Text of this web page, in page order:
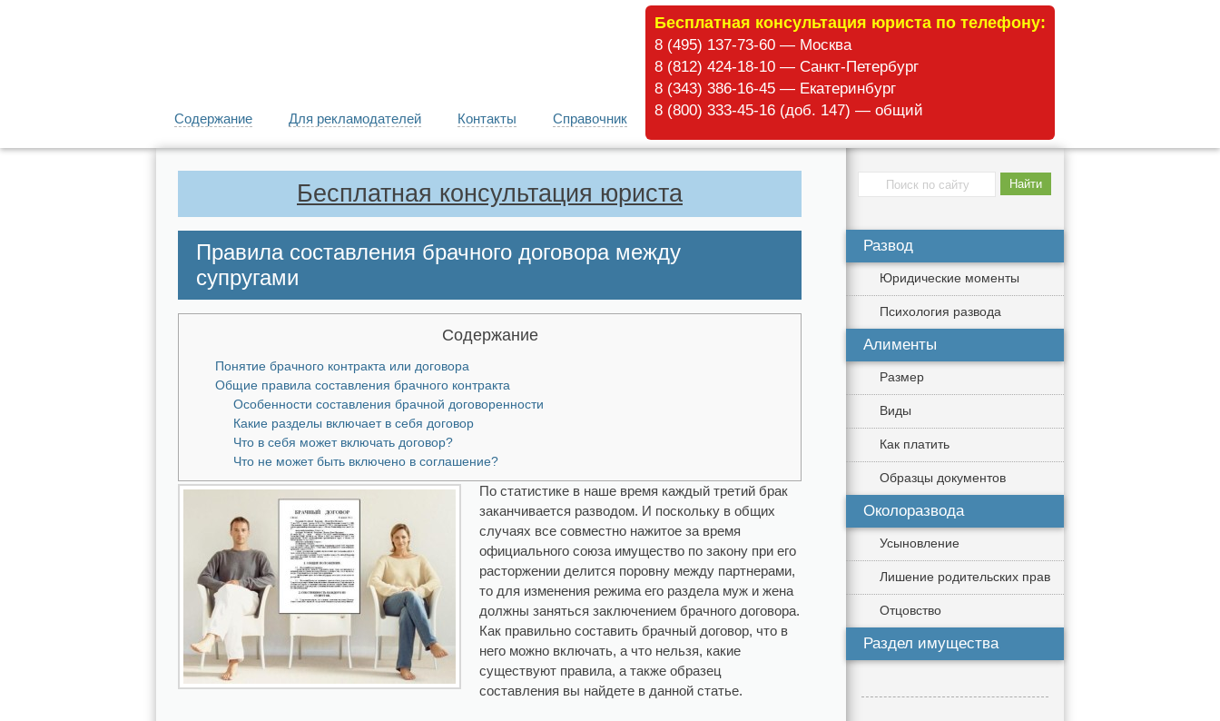
Бесплатная консультация юриста по телефону:
8 (495) 137-73-60 — Москва
8 (812) 424-18-10 — Санкт-Петербург
8 (343) 386-16-45 — Екатеринбург
8 (800) 333-45-16 (доб. 147) — общий
Содержание Для рекламодателей Контакты Справочник
Бесплатная консультация юриста
Правила составления брачного договора между
супругами
Содержание
Понятие брачного контракта или договора
Общие правила составления брачного контракта
Особенности составления брачной договоренности
Какие разделы включает в себя договор
Что в себя может включать договор?
Что не может быть включено в соглашение?
По статистике в наше время каждый третий брак
заканчивается разводом. И поскольку в общих
случаях все совместно нажитое за время
официального союза имущество по закону при его
расторжении делится поровну между партнерами,
то для изменения режима его раздела муж и жена
должны заняться заключением брачного договора.
Как правильно составить брачный договор, что в
него можно включать, а что нельзя, какие
существуют правила, а также образец
составления вы найдете в данной статье.
Развод
Юридические моменты
Психология развода
Алименты
Размер
Виды
Как платить
Образцы документов
Околоразвода
Усыновление
Лишение родительских прав
Отцовство
Раздел имущества